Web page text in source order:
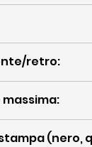
retro:
massima:
(nero,